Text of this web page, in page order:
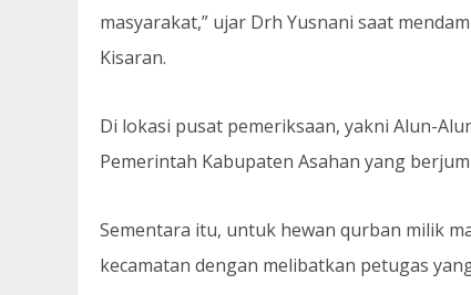
masyarakat,” ujar Drh Yusnani saat
Kisaran.
Di lokasi pusat pemeriksaan, yakni Alun-
Pemerintah Kabupaten Asahan yang
Sementara itu, untuk hewan qurban milik
kecamatan dengan melibatkan petugas